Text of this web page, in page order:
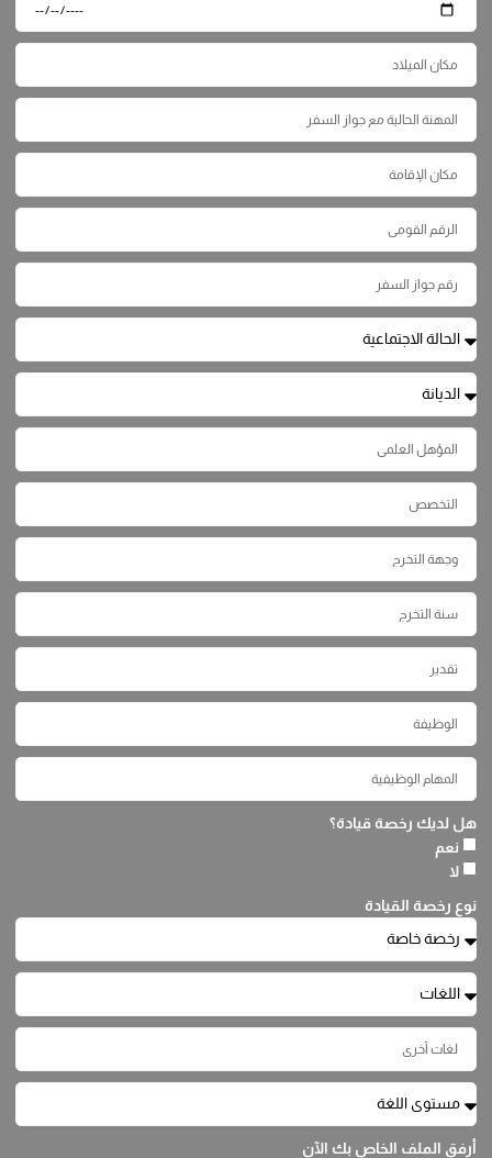
هل لديك رخصة قيادة؟
نعم
لا
نوع رخصة القيادة
أرفق الملف الخاص بك الآن